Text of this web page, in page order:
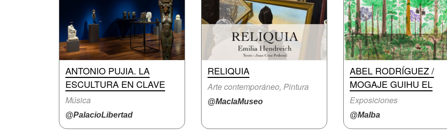
ANTONIO PUJIA. LA
ESCULTURA EN CLAVE
Música
@PalacioLibertad
RELIQUIA
Arte contemporáneo, Pintura
@MaclaMuseo
ABEL RODRÍGUEZ /
MOGAJE GUIHU EL
Exposiciones
@Malba